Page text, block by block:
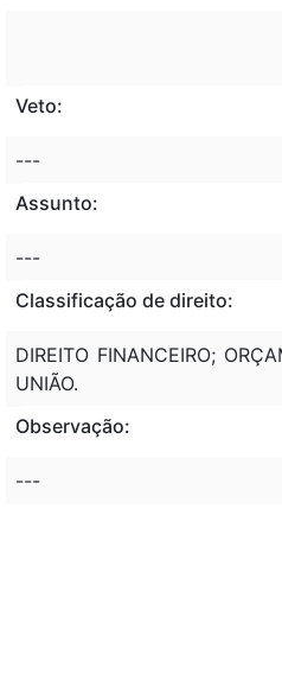
Veto:
---
Assunto:
---
Classificação de direito:
DIREITO FINANCEIRO;
UNIÃO.
Observação:
---